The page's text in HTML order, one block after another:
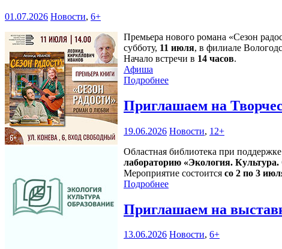
01.07.2026 Новости, 6+
Премьера нового романа «Сезон
субботу, 11 июля, в филиале
Начало встречи в 14 часов.
Афиша
Подробнее
Приглашаем на
19.06.2026 Новости, 12+
Областная библиотека при
лабораторию «Экология. Культура.
Мероприятие состоится со 2 по 3
Подробнее
Приглашаем на
13.06.2026 Новости, 6+